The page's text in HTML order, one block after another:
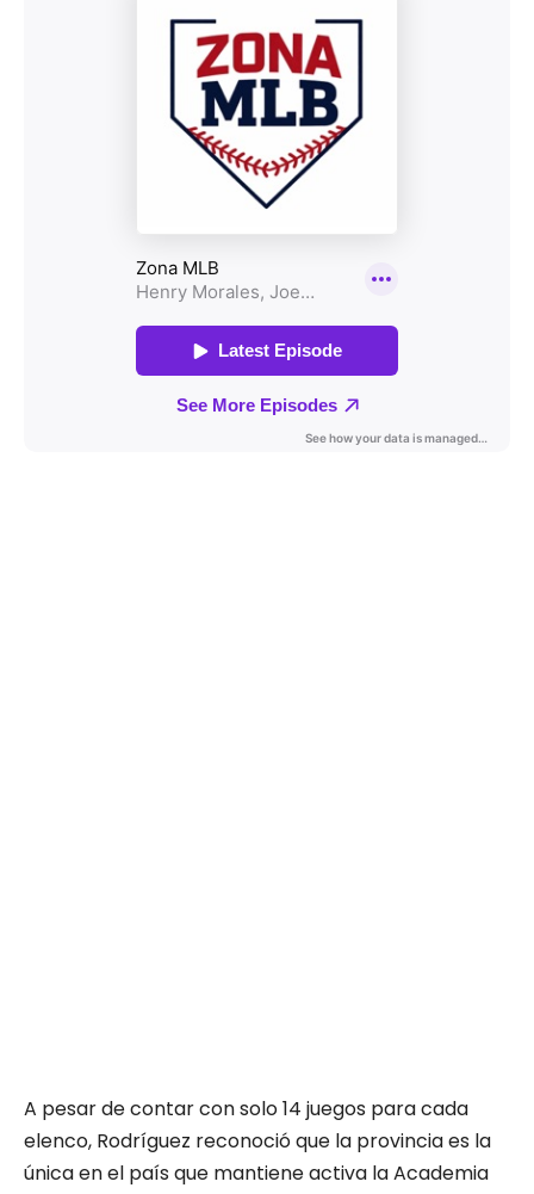
A pesar de contar con solo 14 juegos para cada
elenco, Rodríguez reconoció que la provincia es la
única en el país que mantiene activa la Academia